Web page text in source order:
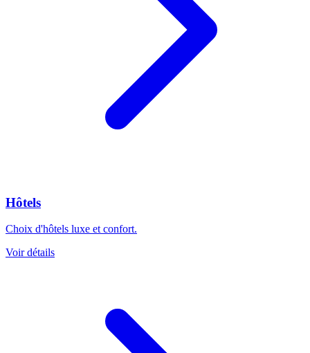
Hôtels
Choix d'hôtels luxe et confort.
Voir détails